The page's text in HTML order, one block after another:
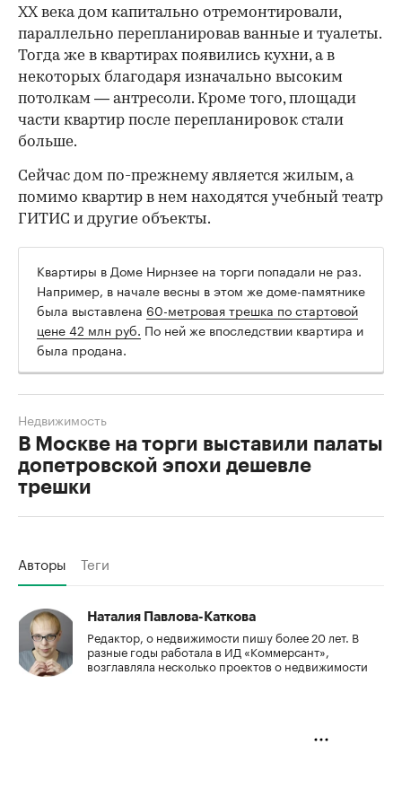
ХХ века дом капитально отремонтировали,
параллельно перепланировав ванные и туалеты.
Тогда же в квартирах появились кухни, а в
некоторых благодаря изначально высоким
потолкам — антресоли. Кроме того, площади
части квартир после перепланировок стали
больше.
Сейчас дом по-прежнему является жилым, а
помимо квартир в нем находятся учебный театр
ГИТИС и другие объекты.
Квартиры в Доме Нирнзее на торги попадали не раз.
Например, в начале весны в этом же доме-памятнике
была выставлена 60-метровая трешка по стартовой
цене 42 млн руб. По ней же впоследствии квартира и
была продана.
В Москве на торги выставили палаты
допетровской эпохи дешевле
трешки
Недвижимость
Авторы Теги
Наталия Павлова-Каткова
Редактор, о недвижимости пишу более 20 лет. В
разные годы работала в ИД «Коммерсант»,
возглавляла несколько проектов о недвижимости